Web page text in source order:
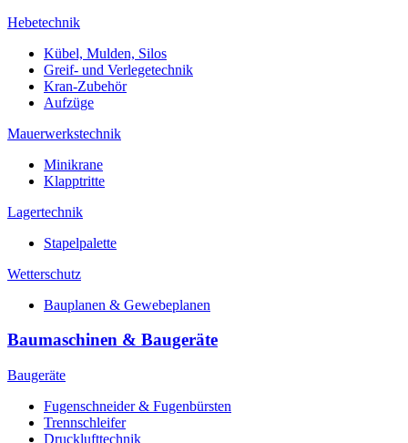
Hebetechnik
Kübel, Mulden, Silos
Greif- und Verlegetechnik
Kran-Zubehör
Aufzüge
Mauerwerkstechnik
Minikrane
Klapptritte
Lagertechnik
Stapelpalette
Wetterschutz
Bauplanen & Gewebeplanen
Baumaschinen & Baugeräte
Baugeräte
Fugenschneider & Fugenbürsten
Trennschleifer
Drucklufttechnik